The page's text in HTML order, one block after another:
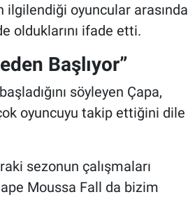
ilgilendiği oyuncular arasında
olduklarını ifade etti.
Başlıyor”
söyleyen Çapa,
oyuncuyu takip ettiğini dile
sezonun çalışmaları
Moussa Fall da bizim